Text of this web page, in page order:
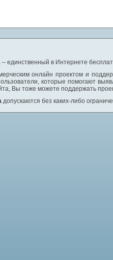
– единственный в Интернете
онлайн проектом и
которые помогают
Вы тоже можете поддержать
допускаются без каких-либо